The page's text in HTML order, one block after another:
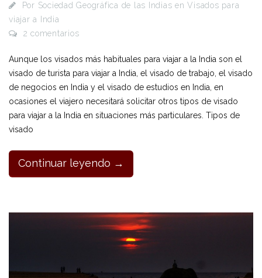
Por Sociedad Geográfica de las Indias enVisados para
viajar a India
2 comentarios
Aunque los visados más habituales para viajar a la India son el
visado de turista para viajar a India, el visado de trabajo, el visado
de negocios en India y el visado de estudios en India, en
ocasiones el viajero necesitará solicitar otros tipos de visado
para viajar a la India en situaciones más particulares. Tipos de
visado
Continuar leyendo →